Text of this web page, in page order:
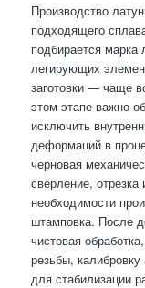
Производство
подходящего
подбирается
легирующих
заготовки — чаще
этом этапе важно
исключить
деформаций в
черновая
сверление,
необходимости
штамповка. После
чистовая
резьбы,
для стабилизации